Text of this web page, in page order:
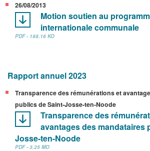
26/08/2013
Motion soutien au
internationale communale
PDF - 188.16 KO
Rapport annuel 2023
Transparence des rémunérations et
publics de Saint-Josse-ten-Noode
Transparence des
avantages des mandataires
Josse-ten-Noode
PDF - 3.25 MO